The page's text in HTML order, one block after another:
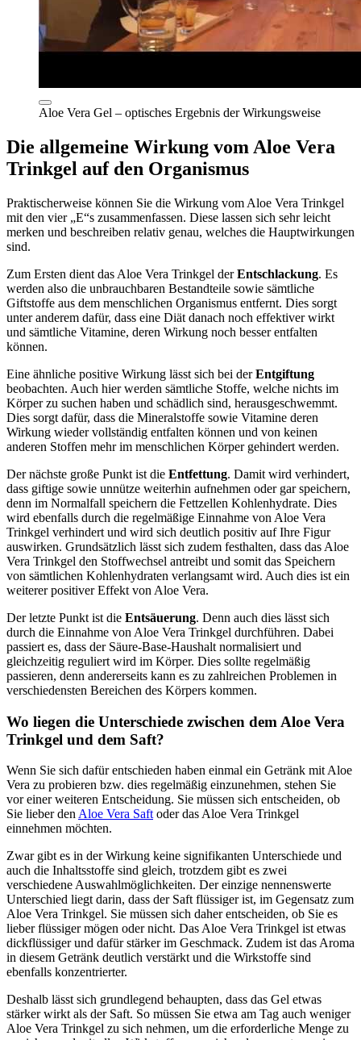
Aloe Vera Gel – optisches Ergebnis der Wirkungsweise
Die allgemeine Wirkung vom Aloe Vera
Trinkgel auf den Organismus
Praktischerweise können Sie die Wirkung vom Aloe Vera Trinkgel
mit den vier „E“s zusammenfassen. Diese lassen sich sehr leicht
merken und beschreiben relativ genau, welches die Hauptwirkungen
sind.
Zum Ersten dient das Aloe Vera Trinkgel derEntschlackung. Es
werden also die unbrauchbaren Bestandteile sowie sämtliche
Giftstoffe aus dem menschlichen Organismus entfernt. Dies sorgt
unter anderem dafür, dass eine Diät danach noch effektiver wirkt
und sämtliche Vitamine, deren Wirkung noch besser entfalten
können.
Eine ähnliche positive Wirkung lässt sich bei derEntgiftung
beobachten. Auch hier werden sämtliche Stoffe, welche nichts im
Körper zu suchen haben und schädlich sind, herausgeschwemmt.
Dies sorgt dafür, dass die Mineralstoffe sowie Vitamine deren
Wirkung wieder vollständig entfalten können und von keinen
anderen Stoffen mehr im menschlichen Körper gehindert werden.
Der nächste große Punkt ist die Entfettung. Damit wird verhindert,
dass giftige sowie unnütze weiterhin aufnehmen oder gar speichern,
denn im Normalfall speichern die Fettzellen Kohlenhydrate. Dies
wird ebenfalls durch die regelmäßige Einnahme von Aloe Vera
Trinkgel verhindert und wird sich deutlich positiv auf Ihre Figur
auswirken. Grundsätzlich lässt sich zudem festhalten, dass das Aloe
Vera Trinkgel den Stoffwechsel antreibt und somit das Speichern
von sämtlichen Kohlenhydraten verlangsamt wird. Auch dies ist ein
weiterer positiver Effekt von Aloe Vera.
Der letzte Punkt ist die Entsäuerung. Denn auch dies lässt sich
durch die Einnahme von Aloe Vera Trinkgel durchführen. Dabei
passiert es, dass der Säure-Base-Haushalt normalisiert und
gleichzeitig reguliert wird im Körper. Dies sollte regelmäßig
passieren, denn andererseits kann es zu zahlreichen Problemen in
verschiedensten Bereichen des Körpers kommen.
Wo liegen die Unterschiede zwischen dem Aloe Vera
Trinkgel und dem Saft?
Wenn Sie sich dafür entschieden haben einmal ein Getränk mit Aloe
Vera zu probieren bzw. dies regelmäßig einzunehmen, stehen Sie
vor einer weiteren Entscheidung. Sie müssen sich entscheiden, ob
Sie lieber denAloe Vera Saftoder das Aloe Vera Trinkgel
einnehmen möchten.
Zwar gibt es in der Wirkung keine signifikanten Unterschiede und
auch die Inhaltsstoffe sind gleich, trotzdem gibt es zwei
verschiedene Auswahlmöglichkeiten. Der einzige nennenswerte
Unterschied liegt darin, dass der Saft flüssiger ist, im Gegensatz zum
Aloe Vera Trinkgel. Sie müssen sich daher entscheiden, ob Sie es
lieber flüssiger mögen oder nicht. Das Aloe Vera Trinkgel ist etwas
dickflüssiger und dafür stärker im Geschmack. Zudem ist das Aroma
in diesem Getränk deutlich verstärkt und die Wirkstoffe sind
ebenfalls konzentrierter.
Deshalb lässt sich grundlegend behaupten, dass das Gel etwas
stärker wirkt als der Saft. So müssen Sie etwa am Tag auch weniger
Aloe Vera Trinkgel zu sich nehmen, um die erforderliche Menge zu